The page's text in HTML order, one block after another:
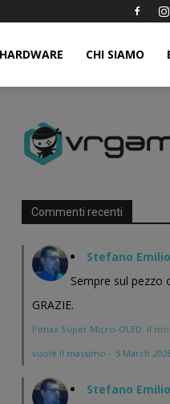
HARDWARE CHI SIAMO
Commenti recenti
Stefano
Sempre sul pezzo
GRAZIE.
Pimax Super Micro-OLED: il
vuole il massimo · 5 March
Stefano